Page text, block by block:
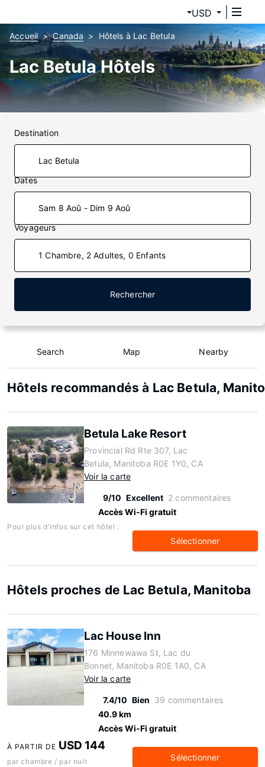
USD
Accueil Canada Hôtels à Lac Betula
Lac Betula Hôtels
Destination
Dates
Sam 8 Aoû - Dim 9 Aoû
Voyageurs
1 Chambre, 2 Adultes, 0 Enfants
Rechercher
Search Map Nearby
Hôtels recommandés à Lac Betula,
Betula Lake Resort
Provincial Rd Rte 307, Lac
Betula, Manitoba R0E 1Y0, CA
Voir la carte
9/10 Excellent 2 commentaires
Accès Wi-Fi gratuit
Pour plus d'infos sur cet hôtel :
Sélectionner
Hôtels proches de Lac Betula, Manitoba
Lac House Inn
176 Minnewawa St, Lac du
Bonnet, Manitoba R0E 1A0, CA
Voir la carte
7.4/10 Bien 39 commentaires
40.9 km
Accès Wi-Fi gratuit
À PARTIR DE USD 144
par chambre / par nuit Sélectionner